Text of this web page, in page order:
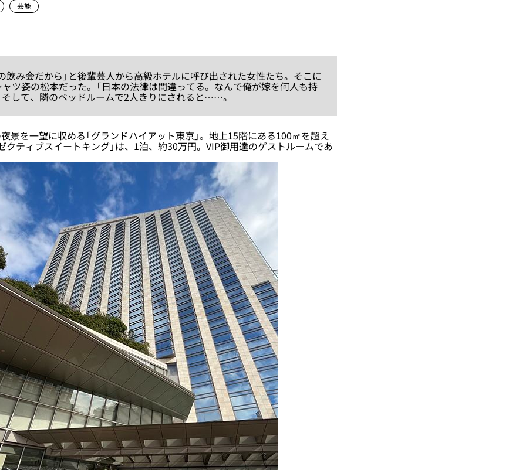
芸能
飲み会だから」と後輩芸人から高級ホテルに呼び出された女性たち。そこに
ツ姿の松本だった。「日本の法律は間違ってる。なんで俺が嫁を何人も持
そして、隣のベッドルームで2人きりにされると……。
を一望に収める「グランドハイアット東京」。地上15階にある100㎡を超え
クティブスイートキング」は、1泊、約30万円。VIP御用達のゲストルームであ